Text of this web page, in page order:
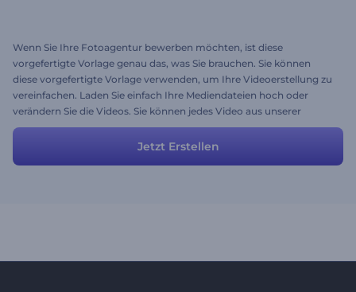
Wenn Sie Ihre Fotoagentur bewerben möchten, ist diese
vorgefertigte Vorlage genau das, was Sie brauchen. Sie können
diese vorgefertigte Vorlage verwenden, um Ihre Videoerstellung zu
vereinfachen. Laden Sie einfach Ihre Mediendateien hoch oder
verändern Sie die Videos. Sie können jedes Video aus unserer
großen Bibliothek wählen.
Jetzt Erstellen